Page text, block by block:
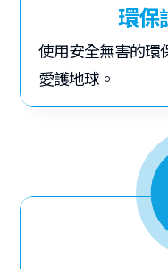
環保
使用安全無害的環
愛護地球。